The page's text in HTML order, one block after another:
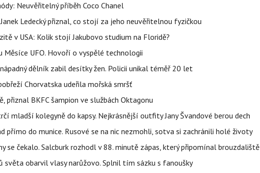
Neuvěřitelný příběh Coco Chanel
Ledecký přiznal, co stojí za jeho neuvěřitelnou fyzičkou
v USA: Kolik stojí Jakubovo studium na Floridě?
Měsíce UFO. Hovoří o vyspělé technologii
dělník zabil desítky žen. Policii unikal téměř 20 let
Chorvatska udeřila mořská smršť
přiznal BKFC šampion ve službách Oktagonu
mladší kolegyně do kapsy. Nejkrásnější outfity Jany Švandové berou dech
přímo do munice. Rusové se na nic nezmohli, sotva si zachránili holé životy
se čekalo. Salcburk rozhodl v 88. minutě zápas, který připomínal brouzdaliště
světa obarvil vlasy narůžovo. Splnil tím sázku s fanoušky